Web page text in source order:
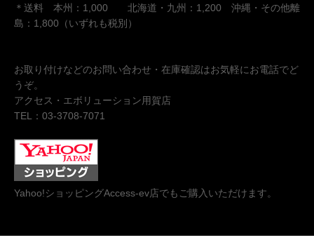
＊送料 本州：1,000 北海道・九州：1,200 沖縄・その他離
島：1,800（いずれも税別）
お取り付けなどのお問い合わせ・在庫確認はお気軽にお電話でど
うぞ。
アクセス・エボリューション用賀店
TEL：03-3708-7071
Yahoo!ショッピングAccess-ev店でもご購入いただけます。